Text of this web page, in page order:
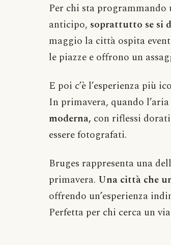
Per chi sta
anticipo, soprattutto se si
maggio la città ospita
le piazze e offrono un
E poi c’è l’esperienza più
In primavera, quando
moderna, con riflessi
essere fotografati.
Bruges rappresenta una
primavera. Una città che
offrendo un’esperienza
Perfetta per chi cerca un